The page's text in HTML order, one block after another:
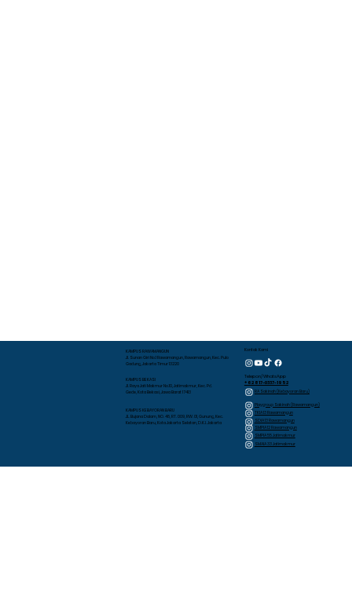
KAMPUS RAWAMANGUN
Jl. Sunan Giri No.1 Rawamangun, Rawamangun, Kec. Pulo
Gadung, Jakarta Timur 13220
KAMPUS BEKASI
Jl. Raya Jati Makmur No.10, Jatimakmur, Kec. Pd.
Gede, Kota Bekasi, Jawa Barat 17413
KAMPUS KEBAYORAN BARU
JL. Bujana Dalam, NO. 48, RT. 009, RW. 01, Gunung, Kec.
Kebayoran Baru, Kota Jakarta Selatan, D.K.I. Jakarta
Kontak Kami
Telepon/WhatsApp
+62 817-0337-1952
RA Sakinah (Kebayoran Baru)
Playgroup Sakinah (Rawamangun)
TKIA 13 Rawamangun
SDIA 13 Rawamangun
SMPIA 12 Rawamangun
SMPIA 55 Jatimakmur
SMAIA 33 Jatimakmur